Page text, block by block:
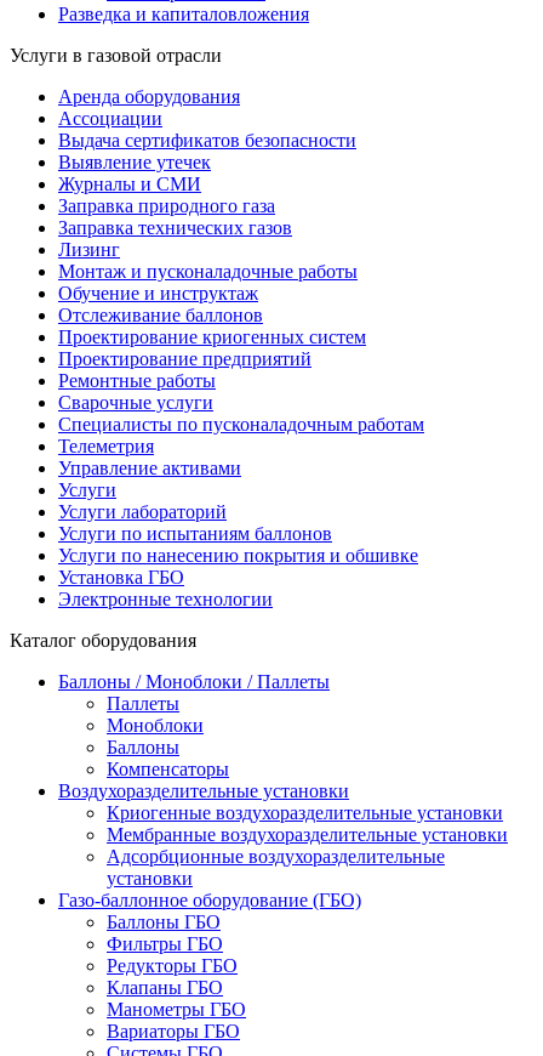
Разведка и капиталовложения
Услуги в газовой отрасли
Аренда оборудования
Ассоциации
Выдача сертификатов безопасности
Выявление утечек
Журналы и СМИ
Заправка природного газа
Заправка технических газов
Лизинг
Монтаж и пусконаладочные работы
Обучение и инструктаж
Отслеживание баллонов
Проектирование криогенных систем
Проектирование предприятий
Ремонтные работы
Сварочные услуги
Специалисты по пусконаладочным работам
Телеметрия
Управление активами
Услуги
Услуги лабораторий
Услуги по испытаниям баллонов
Услуги по нанесению покрытия и обшивке
Установка ГБО
Электронные технологии
Каталог оборудования
Баллоны / Моноблоки / Паллеты
Паллеты
Моноблоки
Баллоны
Компенсаторы
Воздухоразделительные установки
Криогенные воздухоразделительные установки
Мембранные воздухоразделительные установки
Адсорбционные воздухоразделительные
установки
Газо-баллонное оборудование (ГБО)
Баллоны ГБО
Фильтры ГБО
Редукторы ГБО
Клапаны ГБО
Манометры ГБО
Вариаторы ГБО